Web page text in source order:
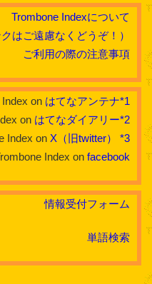
Trombone Indexについて
はご遠慮なくどうぞ！）
ご利用の際の注意事項
on はてなアンテナ*1
on はてなダイアリー*2
Index on X（旧twitter）
*3
Index on facebook
情報受付フォーム
単語検索